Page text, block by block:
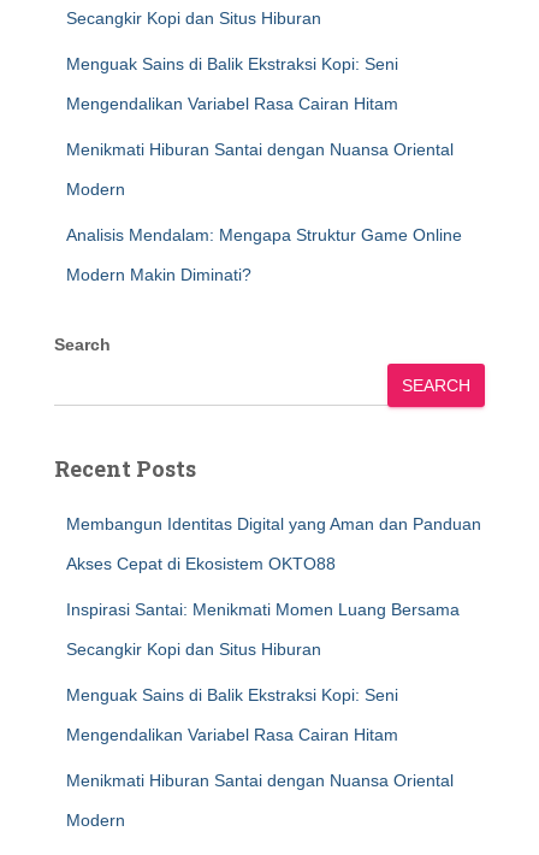
Secangkir Kopi dan Situs Hiburan
Menguak Sains di Balik Ekstraksi Kopi: Seni
Mengendalikan Variabel Rasa Cairan Hitam
Menikmati Hiburan Santai dengan Nuansa Oriental
Modern
Analisis Mendalam: Mengapa Struktur Game Online
Modern Makin Diminati?
Search
SEARCH
Recent Posts
Membangun Identitas Digital yang Aman dan Panduan
Akses Cepat di Ekosistem OKTO88
Inspirasi Santai: Menikmati Momen Luang Bersama
Secangkir Kopi dan Situs Hiburan
Menguak Sains di Balik Ekstraksi Kopi: Seni
Mengendalikan Variabel Rasa Cairan Hitam
Menikmati Hiburan Santai dengan Nuansa Oriental
Modern